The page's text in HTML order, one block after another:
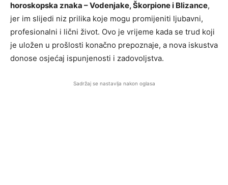
horoskopska znaka – Vodenjake, Škorpione i Blizance,
jer im slijedi niz prilika koje mogu promijeniti ljubavni,
profesionalni i lični život. Ovo je vrijeme kada se trud koji
je uložen u prošlosti konačno prepoznaje, a nova iskustva
donose osjećaj ispunjenosti i zadovoljstva.
Sadržaj se nastavlja nakon oglasa